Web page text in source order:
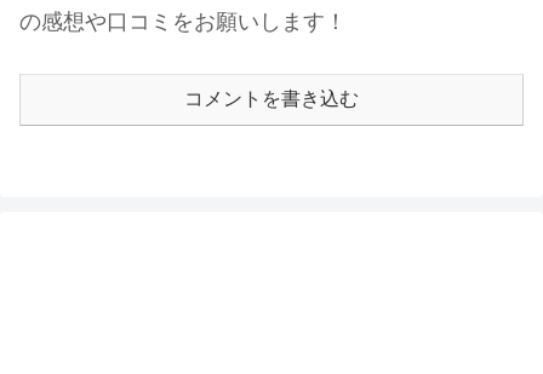
の感想や口コミをお願いします！
コメントを書き込む